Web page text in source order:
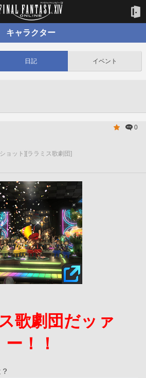
キャラクター
日記 イベント
0
ョット] [ララミス歌劇団]
歌劇団だッァ
ー！！